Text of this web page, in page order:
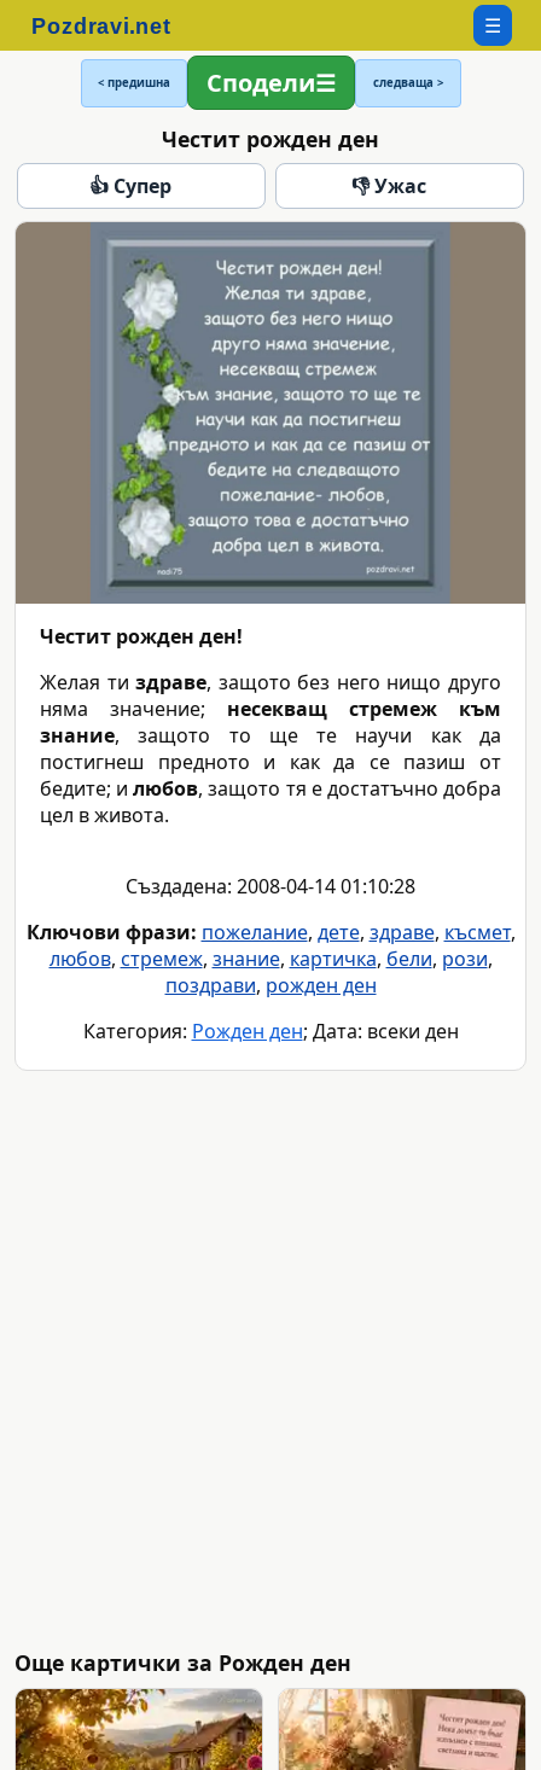
☰
< предишна Сподели следваща >
Честит рожден ден
👍 Супер 👎 Ужас
Честит рожден ден!
Желая тиздраве, защото без него нищо друго
няма значение; несекващ стремеж към
знание, защото то ще те научи как да
постигнеш предното и как да се пазиш от
бедите; илюбов, защото тя е достатъчно добра
цел в живота.
Създадена: 2008-04-14 01:10:28
Ключови фрази: пожелание, дете, здраве, късмет,
любов, стремеж, знание, картичка, бели, рози,
поздрави, рожден ден
Категория: Рожден ден; Дата: всеки ден
Още картички за Рожден ден